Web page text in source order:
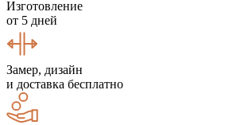
Изготовление
от 5 дней
Замер, дизайн
и доставка бесплатно